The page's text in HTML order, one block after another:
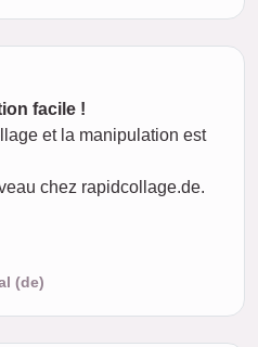
facile !
et la manipulation est
chez rapidcollage.de.
(de)